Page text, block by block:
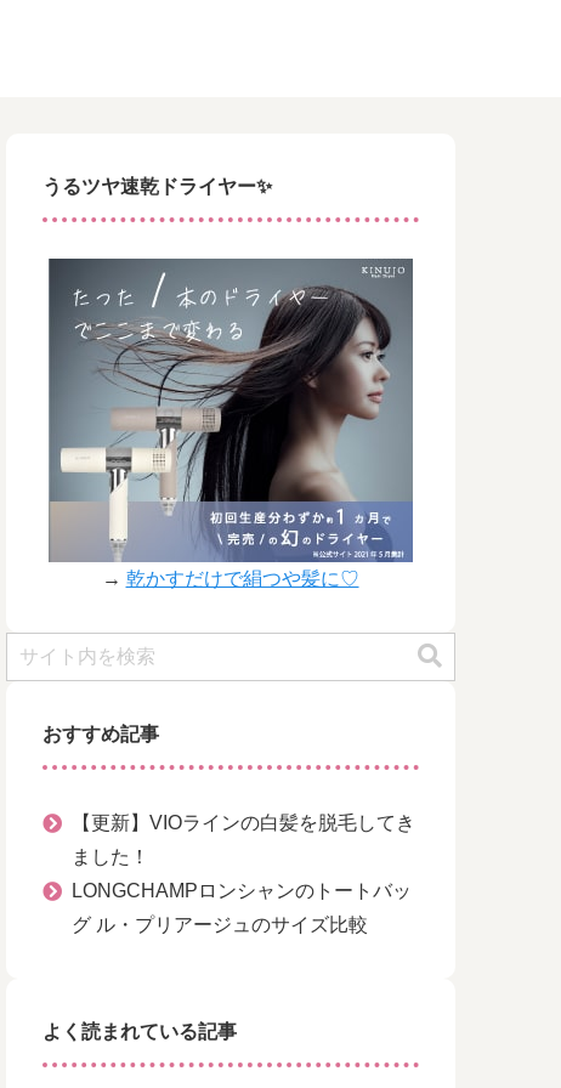
うるツヤ速乾ドライヤー✨
→ 乾かすだけで絹つや髪に♡
おすすめ記事
【更新】VIOラインの白髪を脱毛してき
ました！
LONGCHAMPロンシャンのトートバッ
グ ル・プリアージュのサイズ比較
よく読まれている記事